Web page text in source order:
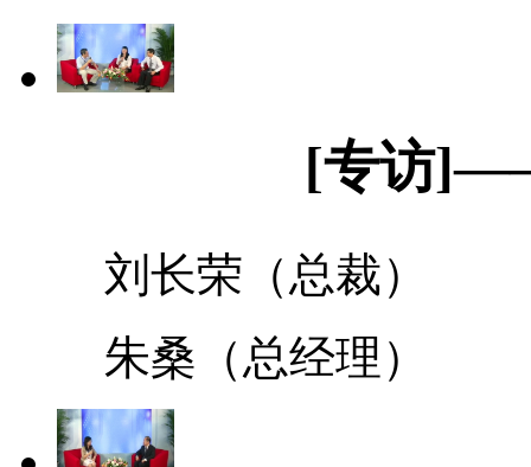
[专访
刘长荣（总裁）
朱桑（总经理）